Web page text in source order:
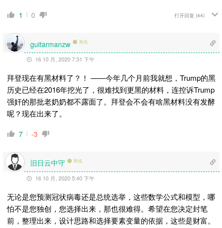
1 0 打开回复 (44)
guitarmanzw 离线
16 10 月, 2020 7:31 下午
拜登现在有黑材料了？！ ——今年几个月前我就想，Trump的黑
历史已经在2016年挖光了，很难找到更黑的材料，连控诉Trump
强奸的那批老奶奶都不露面了。拜登会不会有啥黑材料没有发酵
呢？现在出来了。
7 -3
旧日云中守 离线
16 10 月, 2020 5:40 下午
无论是您预测冠状病毒还是总统选举，这些数学公式和模型，哪
怕不是您独创，您选择出来，那也很难得。希望在您决定封笔
前，整理出来，设计思路和选择要素变量的依据，这些是财富。